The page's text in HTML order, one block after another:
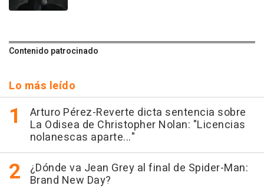
Contenido patrocinado
Lo más leído
Arturo Pérez-Reverte dicta sentencia sobre
La Odisea de Christopher Nolan: "Licencias
nolanescas aparte..."
¿Dónde va Jean Grey al final de Spider-Man:
Brand New Day?